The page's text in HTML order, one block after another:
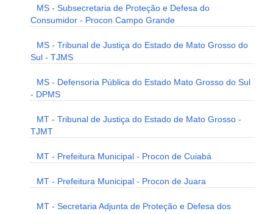
MS - Subsecretaria de Proteção e Defesa do
Consumidor - Procon Campo Grande
MS - Tribunal de Justiça do Estado de Mato Grosso do
Sul - TJMS
MS - Defensoria Pública do Estado Mato Grosso do Sul
- DPMS
MT - Tribunal de Justiça do Estado de Mato Grosso -
TJMT
MT - Prefeitura Municipal - Procon de Cuiabá
MT - Prefeitura Municipal - Procon de Juara
MT - Secretaria Adjunta de Proteção e Defesa dos